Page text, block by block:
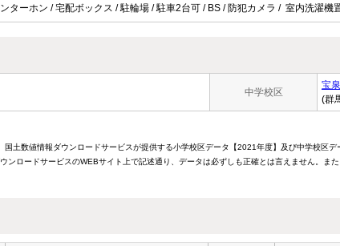
ターホン / 宅配ボックス / 駐輪場 / 駐車2台可 / BS / 防犯カメラ / 室内洗濯機
中学校区
宝
(群
土数値情報ダウンロードサービスが提供する小学校区データ【2021年度】及び中学校区
ンロードサービスのWEBサイト上で記述通り、データは必ずしも正確とは言えません。ま